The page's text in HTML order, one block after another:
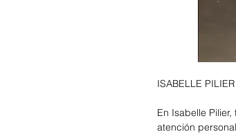
ISABELLE PILIER
En Isabelle
atención